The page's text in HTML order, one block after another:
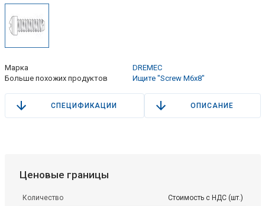
Марка
DREMEC
Больше похожих продуктов
Ищите "Screw M6x8"
СПЕЦИФИКАЦИИ ОПИСАНИЕ
Ценовые границы
Количество Стоимость с НДС (шт.)